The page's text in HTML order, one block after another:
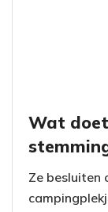
Wat
Ze besluiten